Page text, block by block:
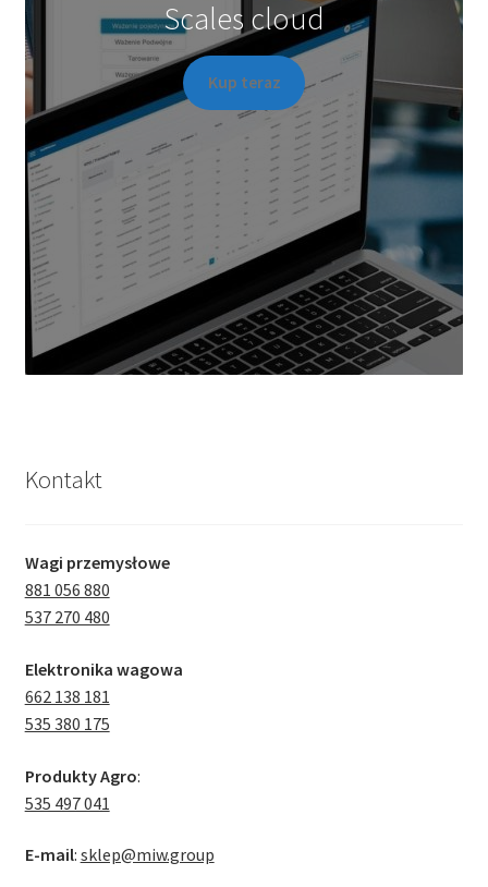
Scales cloud
Kup teraz
Kontakt
Wagi przemysłowe
881 056 880
537 270 480
Elektronika wagowa
662 138 181
535 380 175
Produkty Agro:
535 497 041
E-mail: sklep@miw.group